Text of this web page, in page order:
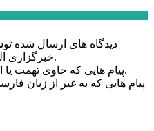
دیدگاه های ارسال شده
خبرگزاری الف در وب منتشر خواهد شد.
پیام هایی که حاوی تهمت یا افترا باشد منتشر نخواهد شد.
پیام هایی که به غیر از زبان